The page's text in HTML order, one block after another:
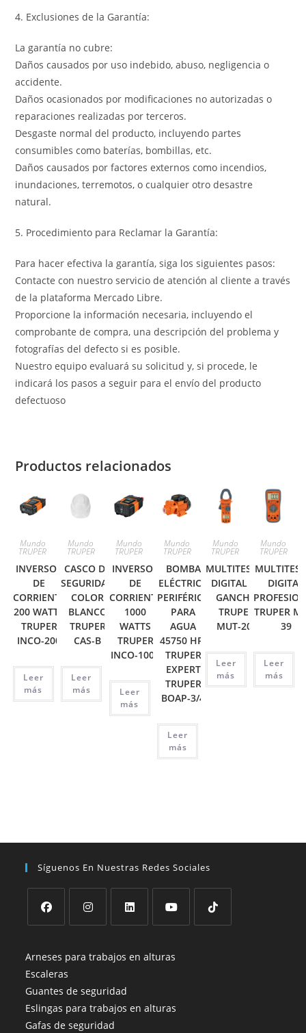
4. Exclusiones de la Garantía:
La garantía no cubre:
Daños causados por uso indebido, abuso, negligencia o
accidente.
Daños ocasionados por modificaciones no autorizadas o
reparaciones realizadas por terceros.
Desgaste normal del producto, incluyendo partes
consumibles como baterías, bombillas, etc.
Daños causados por factores externos como incendios,
inundaciones, terremotos, o cualquier otro desastre
natural.
5. Procedimiento para Reclamar la Garantía:
Para hacer efectiva la garantía, siga los siguientes pasos:
Contacte con nuestro servicio de atención al cliente a través
de la plataforma Mercado Libre.
Proporcione la información necesaria, incluyendo el
comprobante de compra, una descripción del problema y
fotografías del defecto si es posible.
Nuestro equipo evaluará su solicitud y, si procede, le
indicará los pasos a seguir para el envío del producto
defectuoso
Productos relacionados
Mundo
TRUPER
INVERSOR
DE
CORRIENTE
200 WATTS
TRUPER
INCO-200
Leer
más
Mundo
TRUPER
CASCO DE
SEGURIDAD
COLOR
BLANCO
TRUPER
CAS-B
Leer
más
Mundo
TRUPER
INVERSOR
DE
CORRIENTE
1000
WATTS
TRUPER
INCO-1000
Leer
más
Mundo
TRUPER
BOMBA
ELÉCTRICA
PERIFÉRICA
PARA
AGUA
45750 HP,
TRUPER
EXPERT
TRUPER
BOAP-3/4
Leer
más
Mundo
TRUPER
MULTITESTER
DIGITAL DE
GANCHO
TRUPER
MUT-202
Leer
más
Mundo
TRUPER
DIGITAL
TRUPER
39
Leer
más
Síguenos En Nuestras Redes Sociales
abre
en
una
nueva
pestaña
abre
una
nueva
pestaña
abre
una
nueva
pestaña
abre
nueva
Arneses para trabajos en alturas
Escaleras
Guantes de seguridad
Eslingas para trabajos en alturas
Gafas de seguridad